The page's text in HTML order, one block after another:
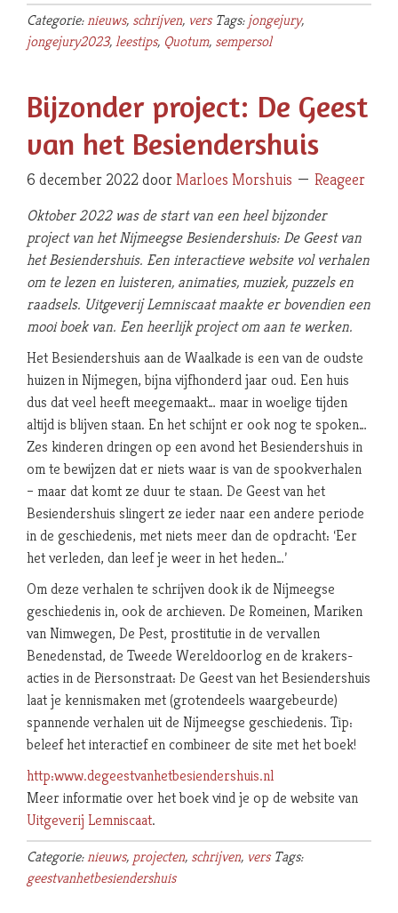
Categorie:nieuws, schrijven, vers Tags:jongejury,
jongejury2023,leestips, Quotum, sempersol
Bijzonder project: De Geest
van het Besiendershuis
6 december 2022doorMarloes Morshuis Reageer
Oktober 2022 was de start van een heel bijzonder
project van het Nijmeegse Besiendershuis: De Geest van
het Besiendershuis. Een interactieve website vol verhalen
om te lezen en luisteren, animaties, muziek, puzzels en
raadsels. Uitgeverij Lemniscaat maakte er bovendien een
mooi boek van. Een heerlijk project om aan te werken.
Het Besiendershuis aan de Waalkade is een van de oudste
huizen in Nijmegen, bijna vijfhonderd jaar oud. Een huis
dus dat veel heeft meegemaakt… maar in woelige tijden
altijd is blijven staan. En het schijnt er ook nog te spoken…
Zes kinderen dringen op een avond het Besiendershuis in
om te bewijzen dat er niets waar is van de spookverhalen
– maar dat komt ze duur te staan. De Geest van het
Besiendershuis slingert ze ieder naar een andere periode
in de geschiedenis, met niets meer dan de opdracht: ‘Eer
het verleden, dan leef je weer in het heden…’
Om deze verhalen te schrijven dook ik de Nijmeegse
geschiedenis in, ook de archieven. De Romeinen, Mariken
van Nimwegen, De Pest, prostitutie in de vervallen
Benedenstad, de Tweede Wereldoorlog en de krakers-
acties in de Piersonstraat: De Geest van het Besiendershuis
laat je kennismaken met (grotendeels waargebeurde)
spannende verhalen uit de Nijmeegse geschiedenis. Tip:
beleef het interactief en combineer de site met het boek!
http:www.degeestvanhetbesiendershuis.nl
Meer informatie over het boek vind je op de website van
Uitgeverij Lemniscaat.
Categorie:nieuws, projecten, schrijven, vers Tags:
geestvanhetbesiendershuis